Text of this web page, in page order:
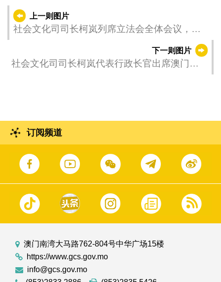
上一则图片
社会文化司司长柯岚列席立法会全体会议，议
程为引介、一般性讨论及表决《修改第5/2011
号法律〈预防及控制吸烟制度〉》。
下一则图片
社会文化司司长柯岚代表行政长官出席澳门理
订阅频道
澳门南湾大马路762-804号中华广场15楼
https://www.gcs.gov.mo
info@gcs.gov.mo